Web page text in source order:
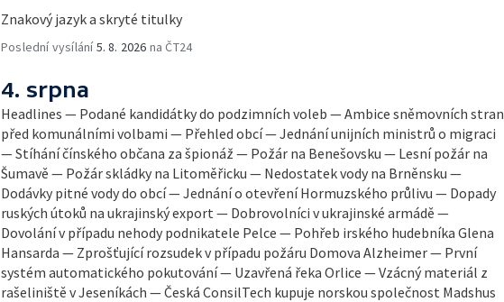
Znakový jazyk a skryté titulky
Poslední vysílání5. 8. 2026 na ČT24
4. srpna
Headlines — Podané kandidátky do podzimních voleb — Ambice sněmovních stran
před komunálními volbami — Přehled obcí — Jednání unijních ministrů o migraci
— Stíhání čínského občana za špionáž — Požár na Benešovsku — Lesní požár na
Šumavě — Požár skládky na Litoměřicku — Nedostatek vody na Brněnsku —
Dodávky pitné vody do obcí — Jednání o otevření Hormuzského průlivu — Dopady
ruských útoků na ukrajinský export — Dobrovolníci v ukrajinské armádě —
Dovolání v případu nehody podnikatele Pelce — Pohřeb irského hudebníka Glena
Hansarda — Zprošťující rozsudek v případu požáru Domova Alzheimer — První
systém automatického pokutování — Uzavřená řeka Orlice — Vzácný materiál z
rašeliniště v Jeseníkách — Česká ConsilTech kupuje norskou společnost Madshus